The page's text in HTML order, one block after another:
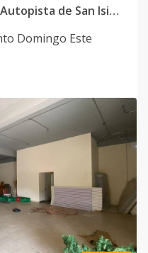
Alquiler local comercial en Autopista de San Isidro
Domingo Este